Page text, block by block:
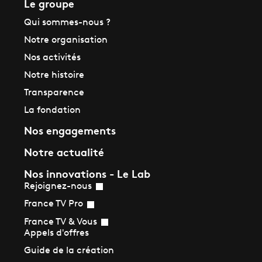
Qui sommes-nous ?
Notre organisation
Nos activités
Notre histoire
Transparence
La fondation
Nos engagements
Notre actualité
Nos innovations - Le Lab
Rejoignez-nous
France TV Pro
France TV & Vous
Appels d'offres
Guide de la création